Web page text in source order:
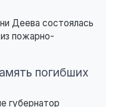
Деева состоялась
пожарно-
погибших
губернатор